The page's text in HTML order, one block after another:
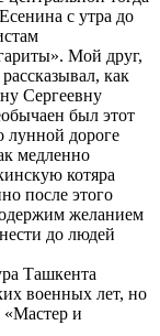
с утра до
Мой друг,
как
Сергеевну
был этот
лунной дороге
медленно
котяра
после этого
желанием
до людей
Ташкента
военных лет, но
и